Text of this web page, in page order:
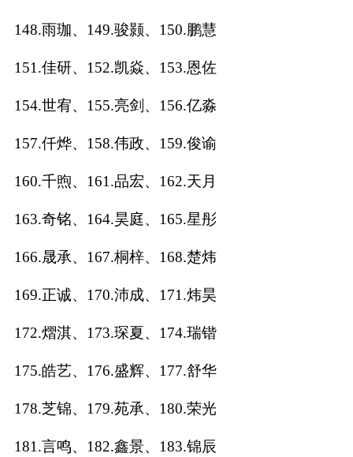
148.雨珈、149.骏颢、150.鹏慧
151.佳研、152.凯焱、153.恩佐
154.世宥、155.亮剑、156.亿淼
157.仟烨、158.伟政、159.俊谕
160.千煦、161.品宏、162.天月
163.奇铭、164.昊庭、165.星彤
166.晟承、167.桐梓、168.楚炜
169.正诚、170.沛成、171.炜昊
172.熠淇、173.琛夏、174.瑞锴
175.皓艺、176.盛辉、177.舒华
178.芝锦、179.苑承、180.荣光
181.言鸣、182.鑫景、183.锦辰